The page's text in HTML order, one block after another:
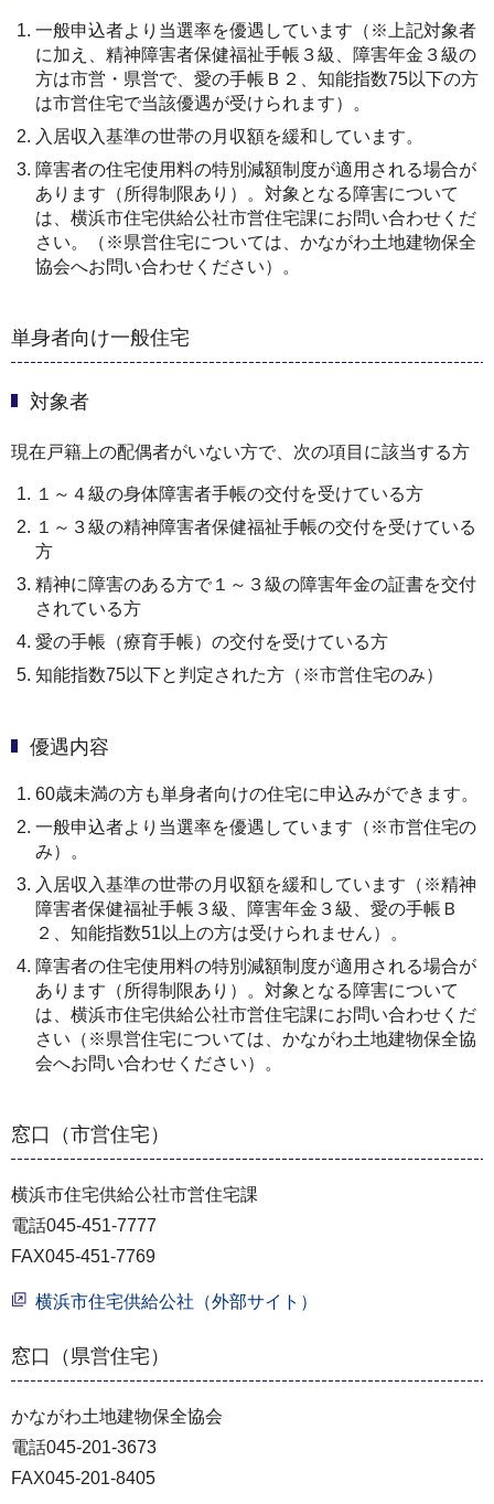
一般申込者より当選率を優遇しています（※上記対象者
に加え、精神障害者保健福祉手帳３級、障害年金３級の
方は市営・県営で、愛の手帳Ｂ２、知能指数75以下の方
は市営住宅で当該優遇が受けられます）。
入居収入基準の世帯の月収額を緩和しています。
障害者の住宅使用料の特別減額制度が適用される場合が
あります（所得制限あり）。対象となる障害について
は、横浜市住宅供給公社市営住宅課にお問い合わせくだ
さい。（※県営住宅については、かながわ土地建物保全
協会へお問い合わせください）。
単身者向け一般住宅
対象者
現在戸籍上の配偶者がいない方で、次の項目に該当する方
１～４級の身体障害者手帳の交付を受けている方
１～３級の精神障害者保健福祉手帳の交付を受けている
方
精神に障害のある方で１～３級の障害年金の証書を交付
されている方
愛の手帳（療育手帳）の交付を受けている方
知能指数75以下と判定された方（※市営住宅のみ）
優遇内容
60歳未満の方も単身者向けの住宅に申込みができます。
一般申込者より当選率を優遇しています（※市営住宅の
み）。
入居収入基準の世帯の月収額を緩和しています（※精神
障害者保健福祉手帳３級、障害年金３級、愛の手帳Ｂ
２、知能指数51以上の方は受けられません）。
障害者の住宅使用料の特別減額制度が適用される場合が
あります（所得制限あり）。対象となる障害について
は、横浜市住宅供給公社市営住宅課にお問い合わせくだ
さい（※県営住宅については、かながわ土地建物保全協
会へお問い合わせください）。
窓口（市営住宅）
横浜市住宅供給公社市営住宅課
電話045-451-7777
FAX045-451-7769
横浜市住宅供給公社（外部サイト）
窓口（県営住宅）
かながわ土地建物保全協会
電話045-201-3673
FAX045-201-8405